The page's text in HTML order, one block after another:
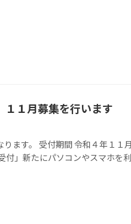
１１月募集を行います
ます。 受付期間 令和４年１１
」新たにパソコンやスマホを